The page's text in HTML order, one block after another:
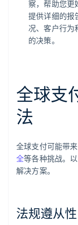
察，帮助您更
提供详细的报
况、客户行为
的决策。
全球支
法
全球支付可能带
全等各种挑战。
解决方案。
法规遵从性